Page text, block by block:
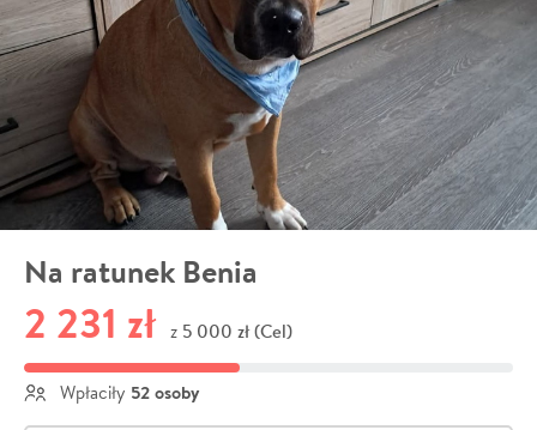
Na ratunek Benia
2 231 zł z 5 000 zł (Cel)
Wpłaciły 52 osoby